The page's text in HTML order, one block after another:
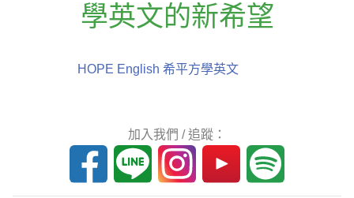
學英文的新希望
HOPE English 希平方學英文
加入我們 / 追蹤：